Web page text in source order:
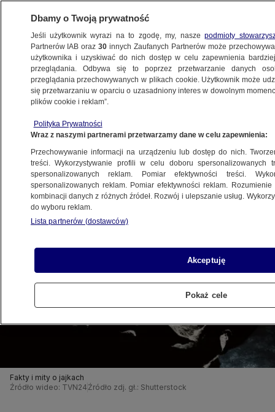
BIZNES
HANDEL
Południowej. Polskie nioski zagrożone
25.11.2025, 15:38
Posłuchaj artykułu
Czyta lektor AI
Fakty i mity o jajkach
Źródło wideo: TVN24 Źródło zdj. gł.: Shutterstock
Dbamy o Twoją prywatność
Jeśli użytkownik wyrazi na to zgodę, my, naszepodmioty
Partnerów IAB oraz30 innych Zaufanych Partnerów może
użytkownika i uzyskiwać do nich dostęp w celu zapewnienia
przeglądania. Odbywa się to poprzez przetwarzanie danych
przeglądania przechowywanych w plikach cookie. Użytkownik może
się przetwarzaniu w oparciu o uzasadniony interes w dowolnym
plików cookie i reklam”.
Polityka Prywatności
Wraz z naszymi partnerami przetwarzamy dane w celu zapewnienia:
Przechowywanie informacji na urządzeniu lub dostęp do nich.
treści. Wykorzystywanie profili w celu doboru spersonalizowanych
spersonalizowanych reklam. Pomiar efektywności treści.
spersonalizowanych reklam. Pomiar efektywności reklam.
kombinacji danych z różnych źródeł. Rozwój i ulepszanie usług.
do wyboru reklam.
Lista partnerów (dostawców)
Akceptuję
Pokaż cele